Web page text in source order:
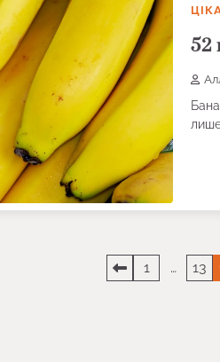
52
1 … 13